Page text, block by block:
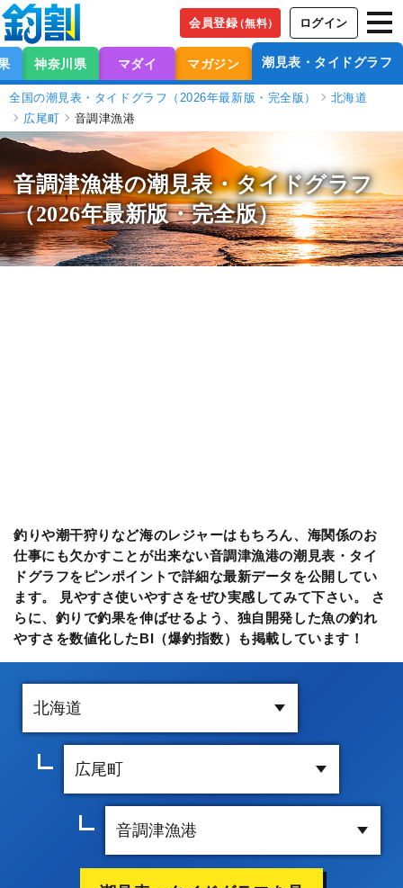
会員登録（無料） ログイン
神奈川県 マダイ マガジン 潮見表・タイドグラフ
全国の潮見表・タイドグラフ（2026年最新版・完全版）
北海道
広尾町
音調津漁港
音調津漁港の潮見表・タイドグラフ
（2026年最新版・完全版）
釣りや潮干狩りなど海のレジャーはもちろん、海関係のお
仕事にも欠かすことが出来ない音調津漁港の潮見表・タイ
ドグラフをピンポイントで詳細な最新データを公開してい
ます。 見やすさ使いやすさをぜひ実感してみて下さい。 さ
らに、釣りで釣果を伸ばせるよう、独自開発した魚の釣れ
やすさを数値化したBI（爆釣指数）も掲載しています！